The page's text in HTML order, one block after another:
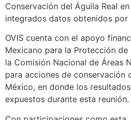
Conservación del Águila Real
integrados datos obtenidos por
OVIS cuenta con el apoyo
Mexicano para la Protección
la Comisión Nacional de Áreas
para acciones de conservación
México, en donde los
expuestos durante esta reunión.